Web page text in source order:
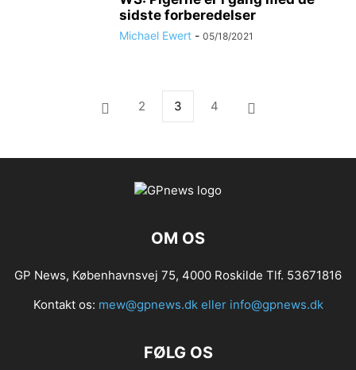
sidste forberedelser
Michael Ewert - 05/18/2021
2 3 4
OM OS
GP News, Københavnsvej 75, 4000 Roskilde Tlf. 53671816
Kontakt os: mew@gpnews.dk eller info@gpnews.dk
FØLG OS